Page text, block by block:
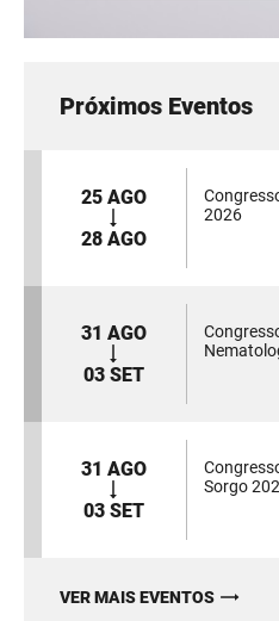
Próximos Eventos
25 AGO
28 AGO
2026
31 AGO
03 SET
31 AGO
03 SET
Sorgo
VER MAIS EVENTOS